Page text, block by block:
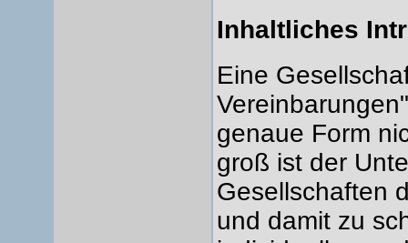
Inhaltliches
Eine
genaue Form
groß ist der
Gesellschaften
und damit zu